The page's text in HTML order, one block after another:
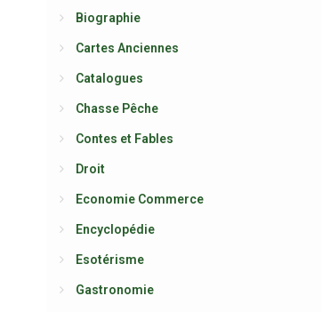
Biographie
Cartes Anciennes
Catalogues
Chasse Pêche
Contes et Fables
Droit
Economie Commerce
Encyclopédie
Esotérisme
Gastronomie